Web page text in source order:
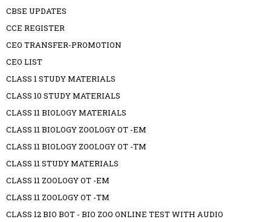
CBSE UPDATES
CCE REGISTER
CEO TRANSFER-PROMOTION
CEO LIST
CLASS 1 STUDY MATERIALS
CLASS 10 STUDY MATERIALS
CLASS 11 BIOLOGY MATERIALS
CLASS 11 BIOLOGY ZOOLOGY OT -EM
CLASS 11 BIOLOGY ZOOLOGY OT -TM
CLASS 11 STUDY MATERIALS
CLASS 11 ZOOLOGY OT -EM
CLASS 11 ZOOLOGY OT -TM
CLASS 12 BIO BOT - BIO ZOO ONLINE TEST WITH AUDIO